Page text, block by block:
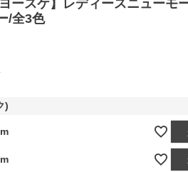
ースケ】レディースニューモ
/全3色
)